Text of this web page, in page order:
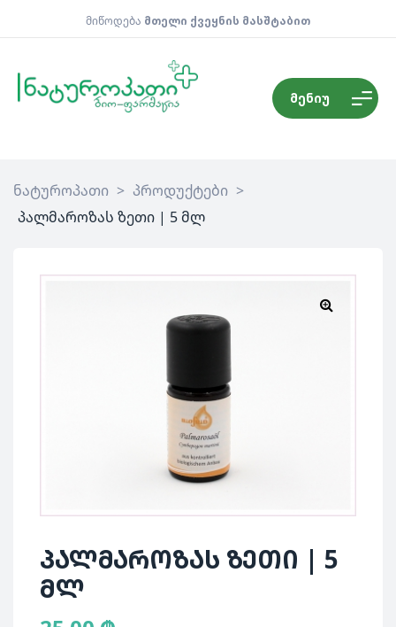
მიწოდება მთელი ქვეყნის მასშტაბით
მენიუ
ნატუროპათი > პროდუქტები >
პალმაროზას ზეთი | 5 მლ
პალმაროზას ზეთი | 5
მლ